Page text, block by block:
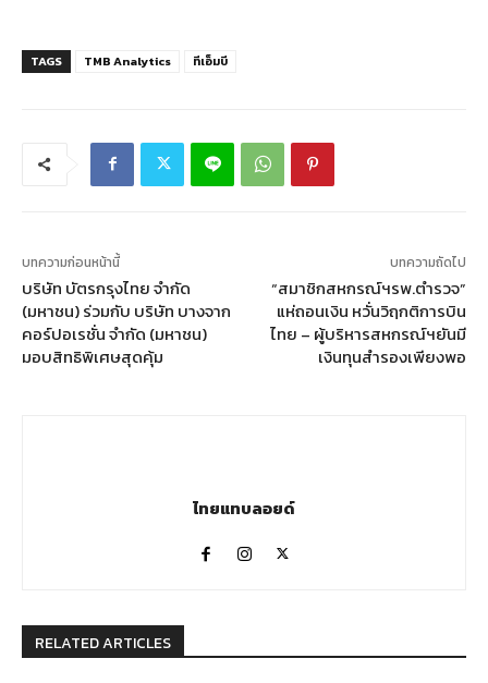
TAGS TMB Analytics ทีเอ็มบี
บทความก่อนหน้านี้
บริษัท บัตรกรุงไทย จำกัด
(มหาชน) ร่วมกับ บริษัท บางจาก
คอร์ปอเรชั่น จำกัด (มหาชน)
มอบสิทธิพิเศษสุดคุ้ม
บทความถัดไป
“สมาชิกสหกรณ์ฯรพ.ตำรวจ”
แห่ถอนเงิน หวั่นวิฤกติการบิน
ไทย – ผู้บริหารสหกรณ์ฯยันมี
เงินทุนสำรองเพียงพอ
ไทยแทบลอยด์
RELATED ARTICLES